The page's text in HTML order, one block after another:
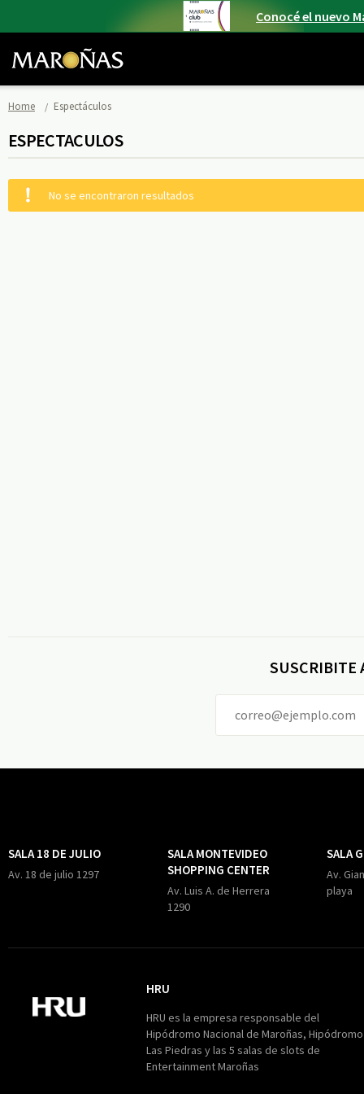
Conocé el nuevo
Home Espectáculos
ESPECTACULOS
No se encontraron resultados
SUSCRIBITE
SALA 18 DE JULIO
Av. 18 de julio 1297
SALA MONTEVIDEO
SHOPPING CENTER
Av. Luis A. de Herrera
1290
SALA
Av.
playa
HRU
HRU es la empresa responsable del
Hipódromo Nacional de Maroñas, Hipódromo
Las Piedras y las 5 salas de slots de
Entertainment Maroñas